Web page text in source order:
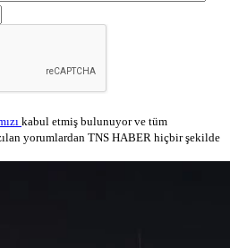
kabul etmiş bulunuyor ve tüm
yorumlardan TNS HABER hiçbir şekilde